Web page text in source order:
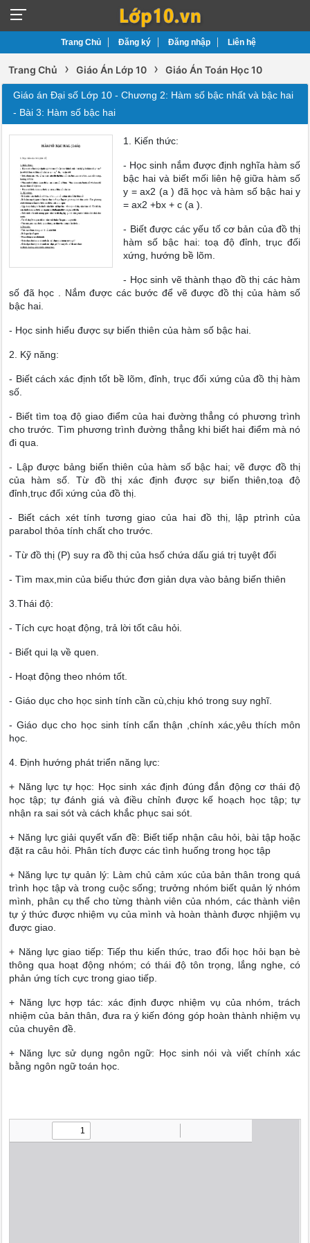
Trang Chủ Đăng ký Đăng nhập Liên hệ
Trang Chủ › Giáo Án Lớp 10 › Giáo Án Toán Học 10
Giáo án Đại số Lớp 10 - Chương 2: Hàm số bậc nhất và bậc hai
- Bài 3: Hàm số bậc hai
1. Kiến thức:
- Học sinh nắm được định nghĩa hàm số
bậc hai và biết mối liên hệ giữa hàm số
y = ax2 (a ) đã học và hàm số bậc hai y
= ax2 +bx + c (a ).
- Biết được các yếu tố cơ bản của đồ thị
hàm số bậc hai: toạ độ đỉnh, trục đối
xứng, hướng bề lõm.
- Học sinh vẽ thành thạo đồ thị các hàm
số đã học . Nắm được các bước để vẽ được đồ thị của hàm số
bậc hai.
- Học sinh hiểu được sự biến thiên của hàm số bậc hai.
2. Kỹ năng:
- Biết cách xác định tốt bề lõm, đỉnh, trục đối xứng của đồ thị hàm
số.
- Biết tìm toạ độ giao điểm của hai đường thẳng có phương trình
cho trước. Tìm phương trình đường thẳng khi biết hai điểm mà nó
đi qua.
- Lập được bảng biến thiên của hàm số bậc hai; vẽ được đồ thị
của hàm số. Từ đồ thị xác định được sự biến thiên,toạ độ
đỉnh,trục đối xứng của đồ thị.
- Biết cách xét tính tương giao của hai đồ thị, lập ptrình của
parabol thỏa tính chất cho trước.
- Từ đồ thị (P) suy ra đồ thị của hsố chứa dấu giá trị tuyệt đối
- Tìm max,min của biểu thức đơn giản dựa vào bảng biến thiên
3.Thái độ:
- Tích cực hoạt động, trả lời tốt câu hỏi.
- Biết qui lạ về quen.
- Hoạt động theo nhóm tốt.
- Giáo dục cho học sinh tính cần cù,chịu khó trong suy nghĩ.
- Giáo dục cho học sinh tính cẩn thận ,chính xác,yêu thích môn
học.
4. Định hướng phát triển năng lực:
+ Năng lực tự học: Học sinh xác định đúng đắn động cơ thái độ
học tập; tự đánh giá và điều chỉnh được kế hoạch học tập; tự
nhận ra sai sót và cách khắc phục sai sót.
+ Năng lực giải quyết vấn đề: Biết tiếp nhận câu hỏi, bài tập hoặc
đặt ra câu hỏi. Phân tích được các tình huống trong học tập
+ Năng lực tự quản lý: Làm chủ cảm xúc của bản thân trong quá
trình học tập và trong cuộc sống; trưởng nhóm biết quản lý nhóm
mình, phân cụ thể cho từng thành viên của nhóm, các thành viên
tự ý thức được nhiệm vụ của mình và hoàn thành được nhjiệm vụ
được giao.
+ Năng lực giao tiếp: Tiếp thu kiến thức, trao đổi học hỏi bạn bè
thông qua hoạt động nhóm; có thái độ tôn trọng, lắng nghe, có
phản ứng tích cực trong giao tiếp.
+ Năng lực hợp tác: xác định được nhiệm vụ của nhóm, trách
nhiệm của bản thân, đưa ra ý kiến đóng góp hoàn thành nhiệm vụ
của chuyên đề.
+ Năng lực sử dụng ngôn ngữ: Học sinh nói và viết chính xác
bằng ngôn ngữ toán học.